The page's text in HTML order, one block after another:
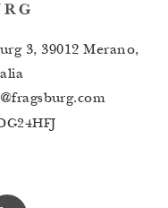
3, 39012 Merano,
@fragsburg.com